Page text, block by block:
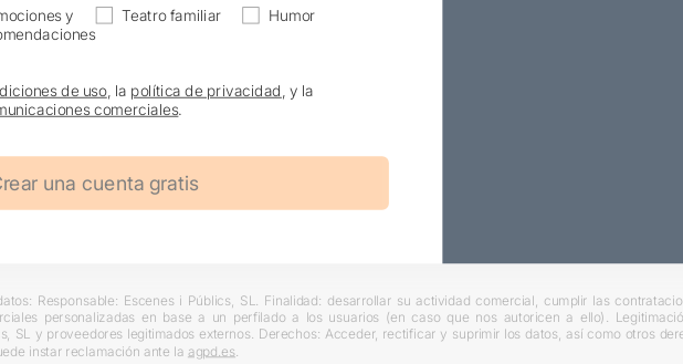
y
Teatro familiar Humor
de uso, la política de privacidad , y la
comerciales.
Responsable: Escenes i Públics, SL. Finalidad: desarrollar su actividad comercial, cumplir las
personalizadas en base a un perfilado a los usuarios (en caso que nos autoricen a ello).
SL y proveedores legitimados externos. Derechos: Acceder, rectificar y suprimir los datos, así como otros
instar reclamación ante la agpd.es